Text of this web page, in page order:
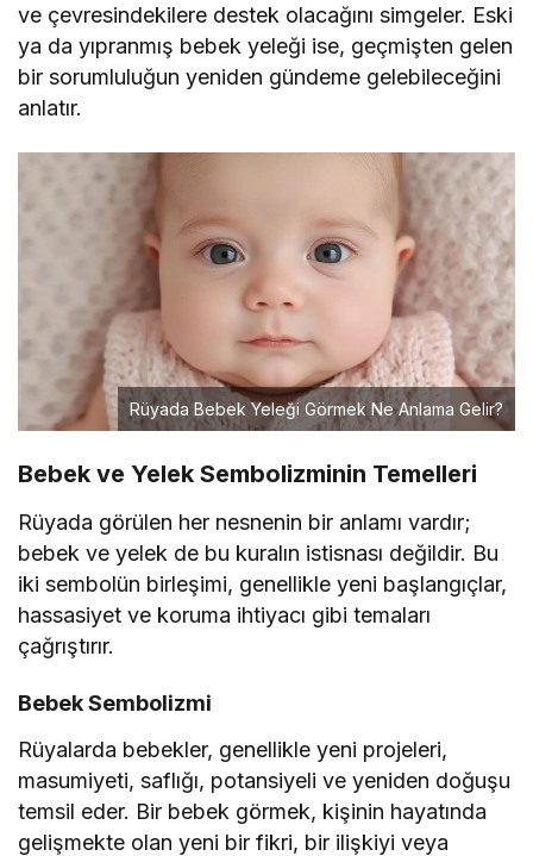
ve çevresindekilere destek olacağını simgeler. Eski
ya da yıpranmış bebek yeleği ise, geçmişten gelen
bir sorumluluğun yeniden gündeme gelebileceğini
anlatır.
Rüyada Bebek Yeleği Görmek Ne Anlama Gelir?
Bebek ve Yelek Sembolizminin Temelleri
Rüyada görülen her nesnenin bir anlamı vardır;
bebek ve yelek de bu kuralın istisnası değildir. Bu
iki sembolün birleşimi, genellikle yeni başlangıçlar,
hassasiyet ve koruma ihtiyacı gibi temaları
çağrıştırır.
Bebek Sembolizmi
Rüyalarda bebekler, genellikle yeni projeleri,
masumiyeti, saflığı, potansiyeli ve yeniden doğuşu
temsil eder. Bir bebek görmek, kişinin hayatında
gelişmekte olan yeni bir fikri, bir ilişkiyi veya